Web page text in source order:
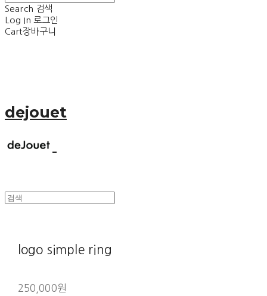
Search 검색
Log In 로그인
Cart장바구니
dejouet
logo simple ring
250,000원